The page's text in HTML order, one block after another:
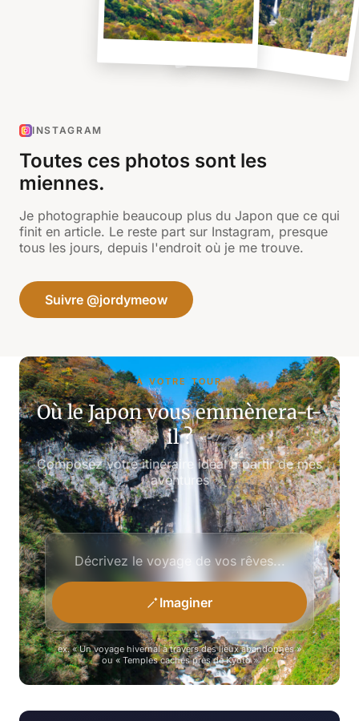
INSTAGRAM
Toutes ces photos sont les
miennes.
Je photographie beaucoup plus du Japon que ce qui
finit en article. Le reste part sur Instagram, presque
tous les jours, depuis l'endroit où je me trouve.
Suivre @jordymeow
À VOTRE TOUR
Où le Japon vous emmènera-t-
il ?
Composez votre itinéraire idéal à partir de mes
aventures
Imaginer
ex. « Un voyage hivernal à travers des lieux abandonnés »
ou « Temples cachés près de Kyoto »